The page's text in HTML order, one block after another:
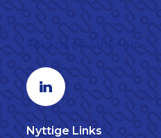
Linkedin profil
Nyttige Links